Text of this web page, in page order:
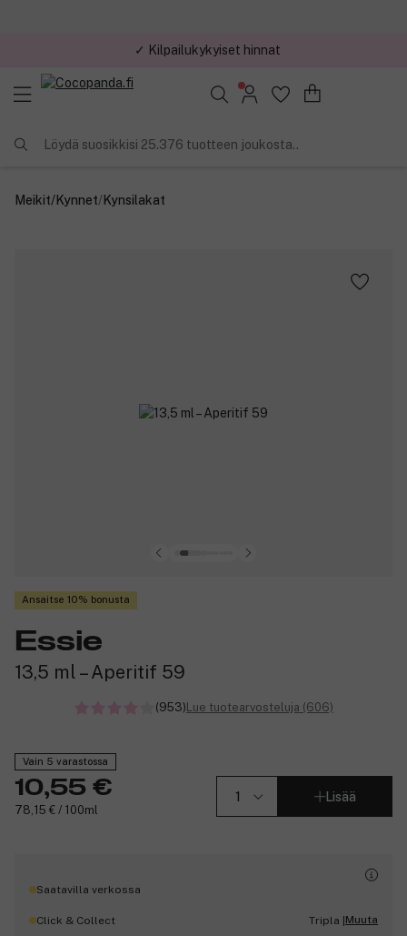
✓ Kilpailukykyiset hinnat
Löydä suosikkisi 25.376 tuotteen joukosta..
Meikit/Kynnet/Kynsilakat
Ansaitse 10% bonusta
Essie
13,5 ml – Aperitif 59
(953)Lue tuotearvosteluja (606)
Vain 5 varastossa
10,55 €
78,15 € / 100ml
Lisää
Saatavilla verkossa
Click & Collect Tripla |Muuta